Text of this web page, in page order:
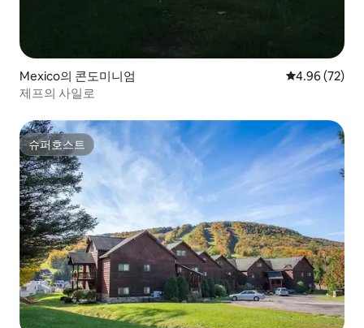
Mexico의 콘도미니엄 평점 4.96점(5
4.96 (72)
제프의 사일로
슈퍼호스트
슈퍼호스트